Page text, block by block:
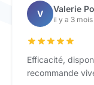
V Valerie
il y a 3 mois
Efficacité,
recommande